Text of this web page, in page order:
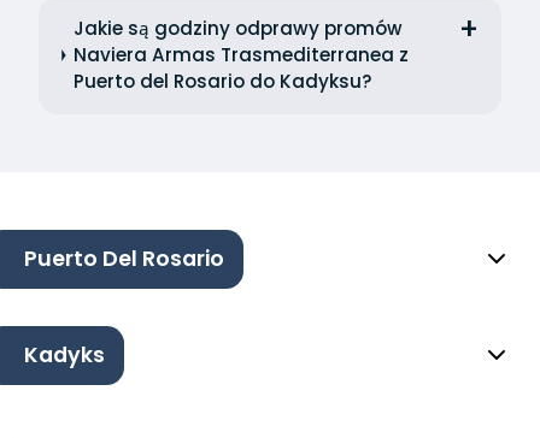
Jakie są godziny odprawy promów
Naviera Armas Trasmediterranea z
Puerto del Rosario do Kadyksu?
Puerto Del Rosario
Kadyks